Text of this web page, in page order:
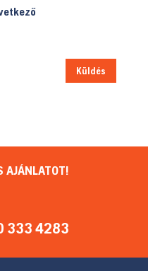
Küldés
AJÁNLATOT!
333 4283